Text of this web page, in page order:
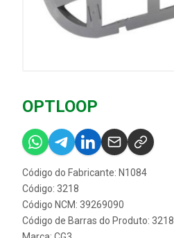
OPTLOOP
Código do Fabricante: N1084
Código: 3218
Código NCM: 39269090
Código de Barras do Produto: 3218